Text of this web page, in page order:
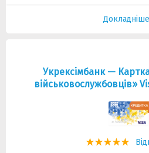
Докладніше
Укрексiмбанк —
військовослужбовців»